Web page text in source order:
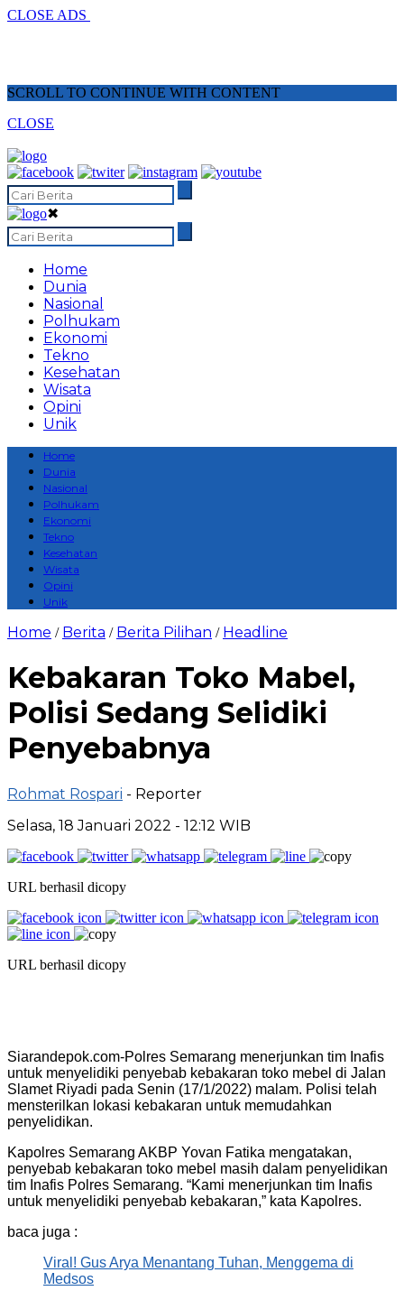
CLOSE ADS
SCROLL TO CONTINUE WITH CONTENT
CLOSE
✖
Home
Dunia
Nasional
Polhukam
Ekonomi
Tekno
Kesehatan
Wisata
Opini
Unik
Home
Dunia
Nasional
Polhukam
Ekonomi
Tekno
Kesehatan
Wisata
Opini
Unik
Home / Berita / Berita Pilihan / Headline
Kebakaran Toko Mabel,
Polisi Sedang Selidiki
Penyebabnya
Rohmat Rospari - Reporter
Selasa, 18 Januari 2022 - 12:12 WIB
URL berhasil dicopy
URL berhasil dicopy
Siarandepok.com-Polres Semarang menerjunkan tim Inafis
untuk menyelidiki penyebab kebakaran toko mebel di Jalan
Slamet Riyadi pada Senin (17/1/2022) malam. Polisi telah
mensterilkan lokasi kebakaran untuk memudahkan
penyelidikan.
Kapolres Semarang AKBP Yovan Fatika mengatakan,
penyebab kebakaran toko mebel masih dalam penyelidikan
tim Inafis Polres Semarang. “Kami menerjunkan tim Inafis
untuk menyelidiki penyebab kebakaran,” kata Kapolres.
baca juga :
Viral! Gus Arya Menantang Tuhan, Menggema di
Medsos